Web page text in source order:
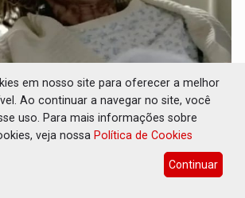
DEBORAH LOGAN: Terror
e filmagens quase reais –
em nosso site para oferecer a melhor
Ao continuar a navegar no site, você
uso. Para mais informações sobre
veja nossa Política de Cookies
Continuar